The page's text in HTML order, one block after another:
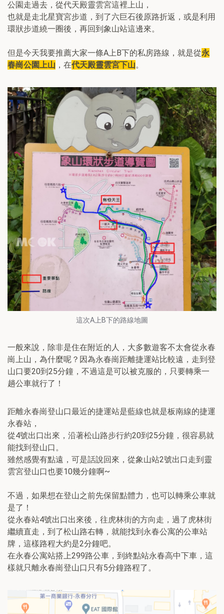
公園走過去，從代天殿靈雲宮這裡上山，
也就是走北星寶宮步道，到了六巨石後原路折返，或是利用
環狀步道繞一圈後，再回到象山站這邊來。
但是今天我要推薦大家一條A上B下的私房路線，就是從永
春崗公園上山 ，在代天殿靈雲宮下山。
這次A上B下的路線地圖
一般來說，除非是住在附近的人，大多數遊客不太會從永春
崗上山，為什麼呢？因為永春崗距離捷運站比較遠，走到登
山口要20到25分鐘，不過這是可以被克服的，只要轉乘一
趟公車就行了！
距離永春崗登山口最近的捷運站是藍線也就是板南線的捷運
永春站，
從4號出口出來，沿著松山路步行約20到25分鐘，很容易就
能找到登山口。
雖然感覺有點遠，可是話說回來，從象山站2號出口走到靈
雲宮登山口也要10幾分鐘啊~
不過，如果想在登山之前先保留點體力，也可以轉乘公車就
是了！
從永春站4號出口出來後，往虎林街的方向走，過了虎林街
繼續直走，到了松山路右轉，就能找到永春公寓的公車站
牌，這樣路程大約是2分鐘吧。
在永春公寓站搭上299路公車，到終點站永春高中下車，這
樣就只離永春崗登山口只有5分鐘路程了。